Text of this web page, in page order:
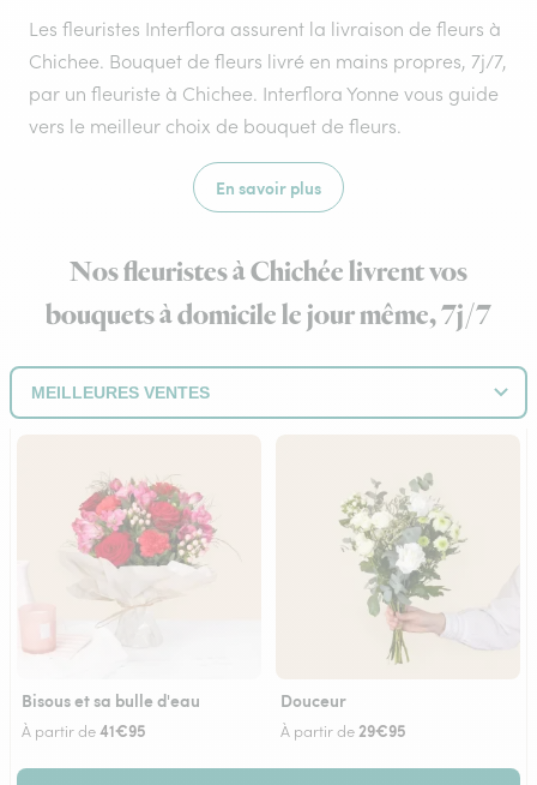
Les fleuristes Interflora assurent la livraison de fleurs à
Chichee. Bouquet de fleurs livré en mains propres, 7j/7,
par un fleuriste à Chichee. Interflora Yonne vous guide
vers le meilleur choix de bouquet de fleurs.
En savoir plus
Nos fleuristes à Chichée livrent vos
bouquets à domicile le jour même, 7j/7
Bisous et sa bulle d'eau
À partir de41€95
Douceur
À partir de 29€95